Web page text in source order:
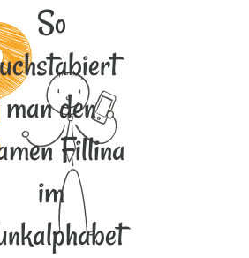
So
man den
Fillina
im